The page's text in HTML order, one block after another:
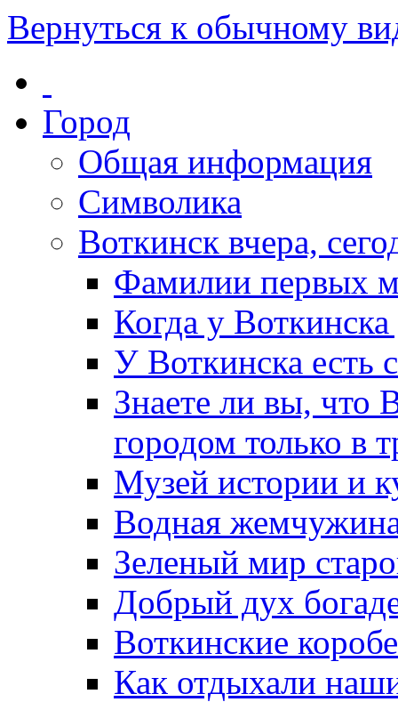
Вернуться к обычному
Город
Общая информация
Символика
Воткинск вчера,
Фамилии первых
Когда у
У Воткинска есть
Знаете ли вы, что
городом только в
Музей истории и
Водная
Зеленый мир
Добрый дух
Воткинские
Как отдыхали